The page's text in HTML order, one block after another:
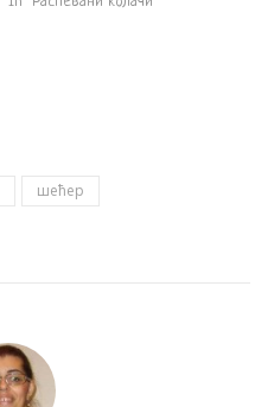
шећер